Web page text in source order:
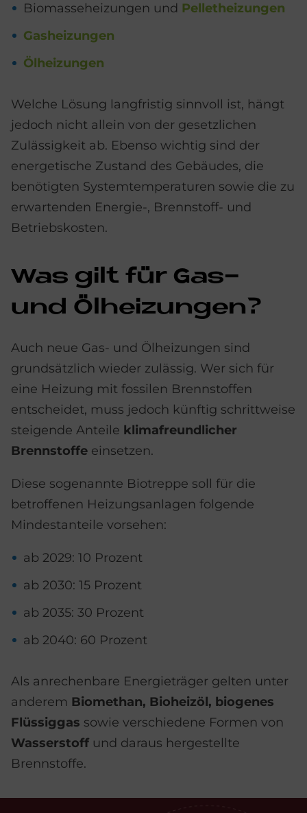
Biomasseheizungen und Pelletheizungen
Gasheizungen
Ölheizungen
Welche Lösung langfristig sinnvoll ist, hängt
jedoch nicht allein von der gesetzlichen
Zulässigkeit ab. Ebenso wichtig sind der
energetische Zustand des Gebäudes, die
benötigten Systemtemperaturen sowie die zu
erwartenden Energie-, Brennstoff- und
Betriebskosten.
Was gilt für Gas-
und Öl­hei­zun­gen?
Auch neue Gas- und Ölheizungen sind
grundsätzlich wieder zulässig. Wer sich für
eine Heizung mit fossilen Brennstoffen
entscheidet, muss jedoch künftig schrittweise
steigende Anteile klimafreundlicher
Brennstoffe einsetzen.
Diese sogenannte Biotreppe soll für die
betroffenen Heizungsanlagen folgende
Mindestanteile vorsehen:
ab 2029: 10 Prozent
ab 2030: 15 Prozent
ab 2035: 30 Prozent
ab 2040: 60 Prozent
Als anrechenbare Energieträger gelten unter
anderem Biomethan, Bioheizöl, biogenes
Flüssiggas sowie verschiedene Formen von
Wasserstoff und daraus hergestellte
Brennstoffe.